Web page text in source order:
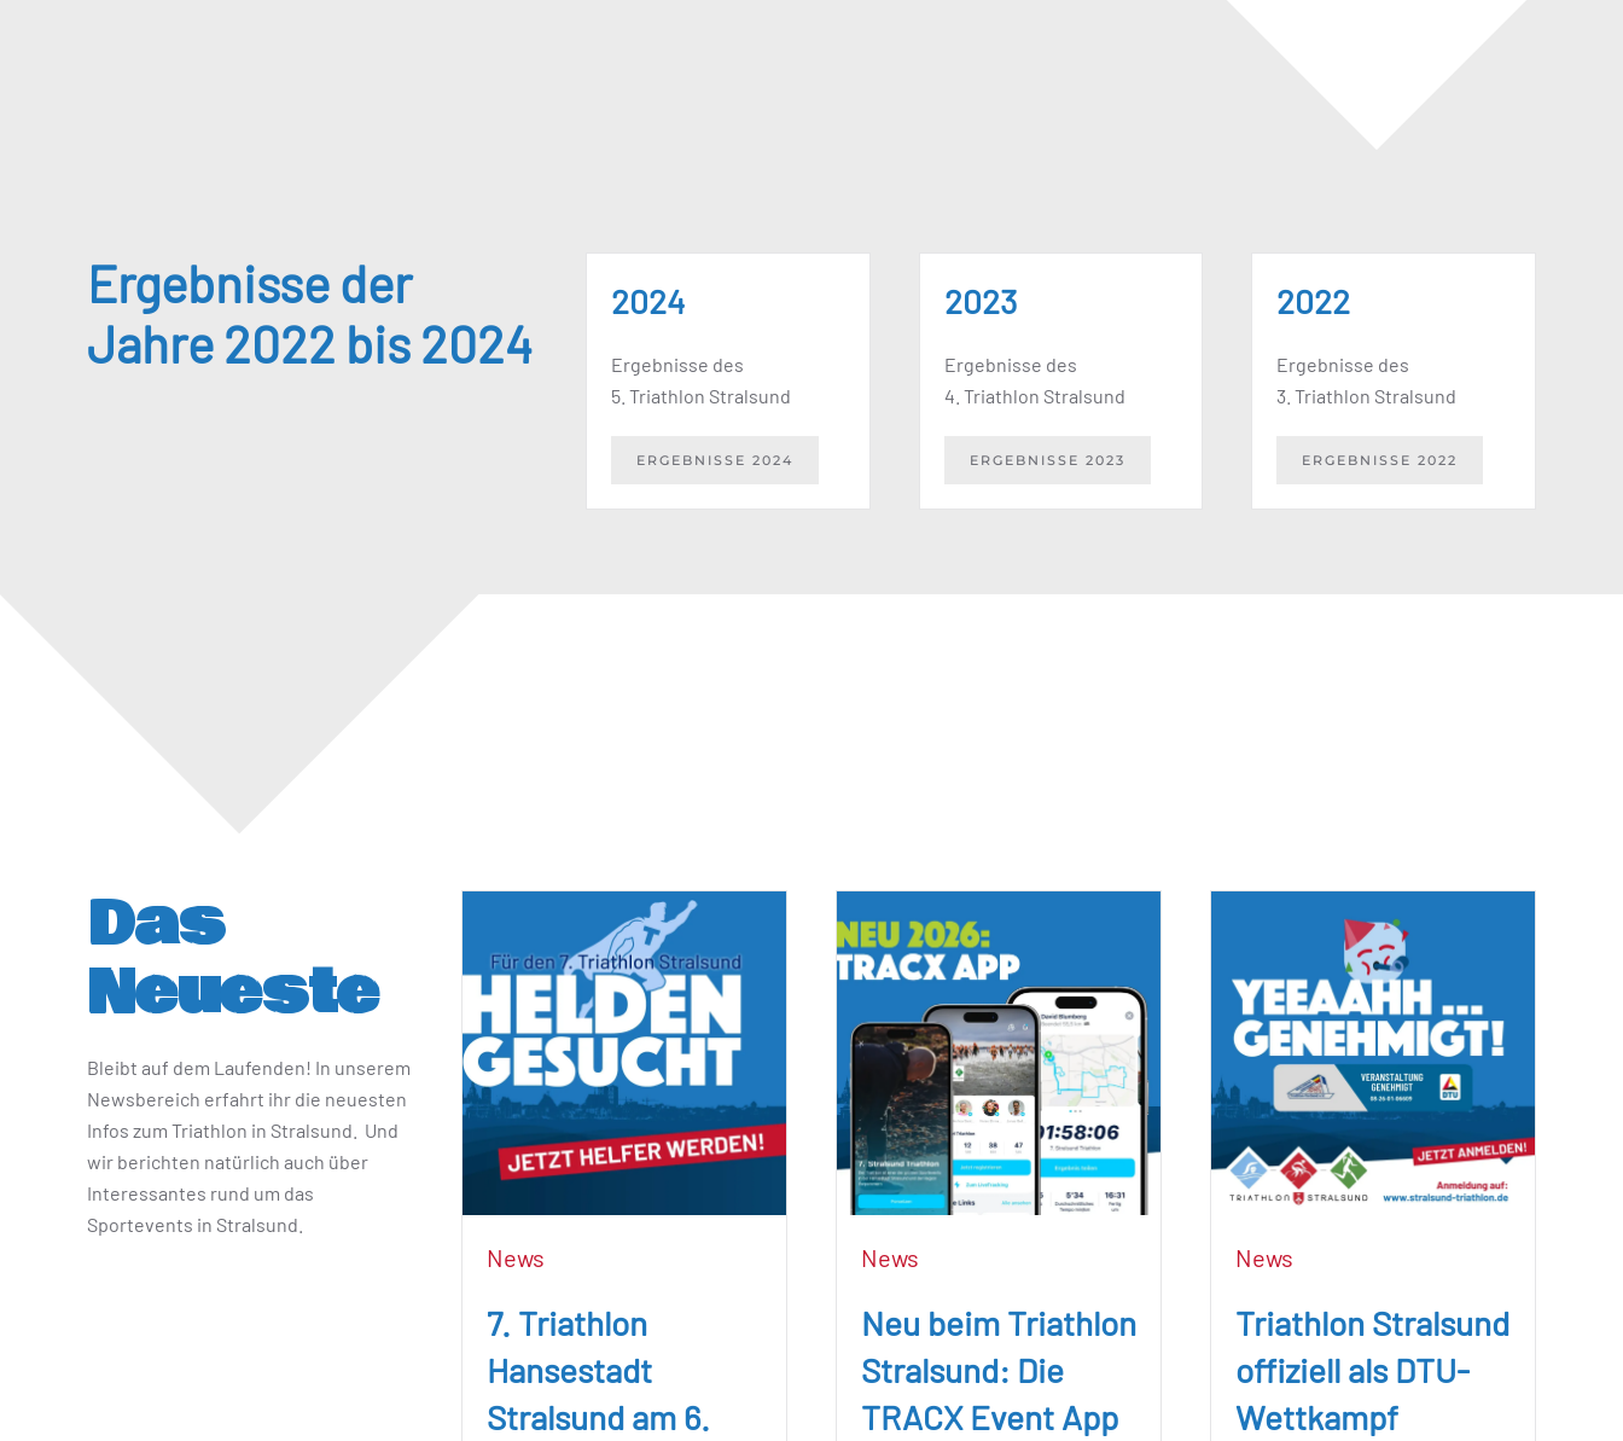
Ergebnisse der
Jahre 2022 bis 2024
2024
Ergebnisse des
5. Triathlon Stralsund
ERGEBNISSE 2024
2023
Ergebnisse des
4. Triathlon Stralsund
ERGEBNISSE 2023
2022
Ergebnisse des
3. Triathlon Stralsund
ERGEBNISSE 2022
Das
Neueste
Bleibt auf dem Laufenden! In unserem
Newsbereich erfahrt ihr die neuesten
Infos zum Triathlon in Stralsund. Und
wir berichten natürlich auch über
Interessantes rund um das
Sportevents in Stralsund.
News
7. Triathlon
Hansestadt
Stralsund am 6.
News
Neu beim Triathlon
Stralsund: Die
TRACX Event App
News
Triathlon Stralsund
offiziell als DTU-
Wettkampf